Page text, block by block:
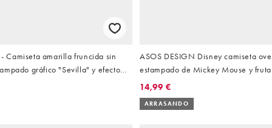
Camiseta amarilla fruncida sin
gráfico "Sevilla" y efecto
ASOS DESIGN Disney camiseta
estampado de Mickey Mouse y
naranja
14,99 €
ARRASANDO